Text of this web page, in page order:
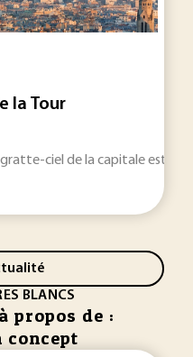
la Tour
ciel de la capitale est
BLANCS
propos de :
concept